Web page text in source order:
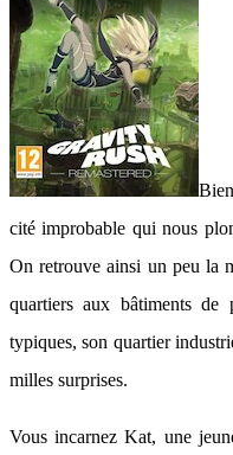
cité improbable qui nous
On retrouve ainsi un peu la
quartiers aux bâtiments de
typiques, son quartier
milles surprises.
Vous incarnez Kat, une